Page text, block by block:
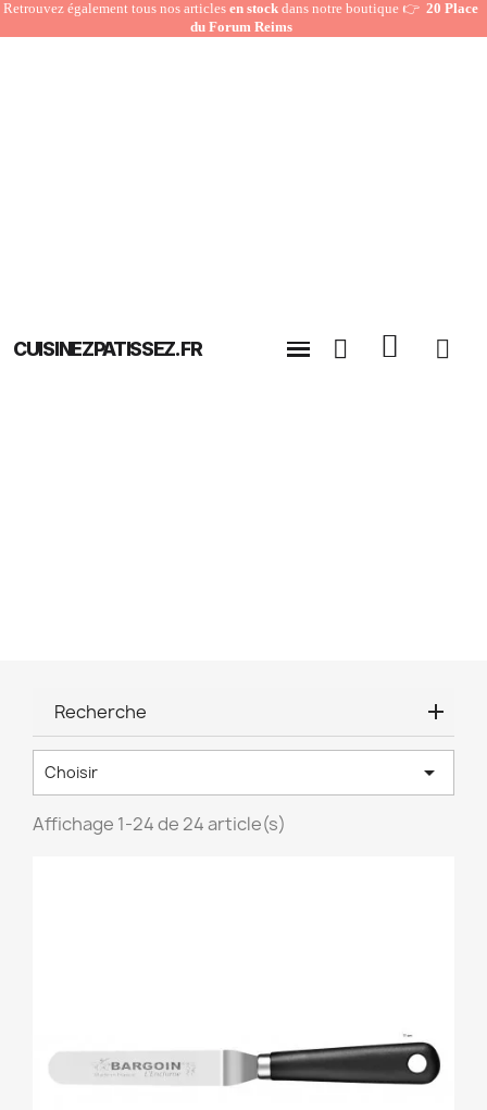
Retrouvez également tous nos articles en stock dans notre boutique 👉20 Place
du Forum Reims
CUISINEZPATISSEZ.FR
Recherche
Choisir 
Affichage 1-24 de 24 article(s)